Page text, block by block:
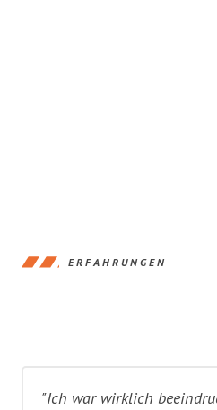
ERFAHRUNGEN
"Ich war wirklich